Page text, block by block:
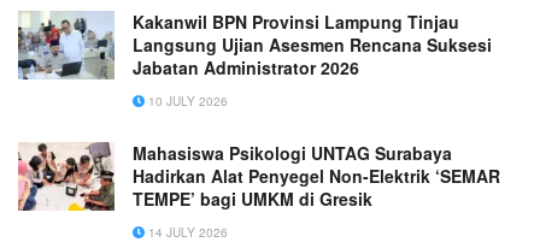
Kakanwil BPN Provinsi Lampung Tinjau
Langsung Ujian Asesmen Rencana Suksesi
Jabatan Administrator 2026
10 JULY 2026
Mahasiswa Psikologi UNTAG Surabaya
Hadirkan Alat Penyegel Non-Elektrik ‘SEMAR
TEMPE’ bagi UMKM di Gresik
14 JULY 2026